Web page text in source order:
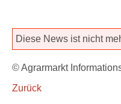
Diese News ist nicht
© Agrarmarkt
Zurück